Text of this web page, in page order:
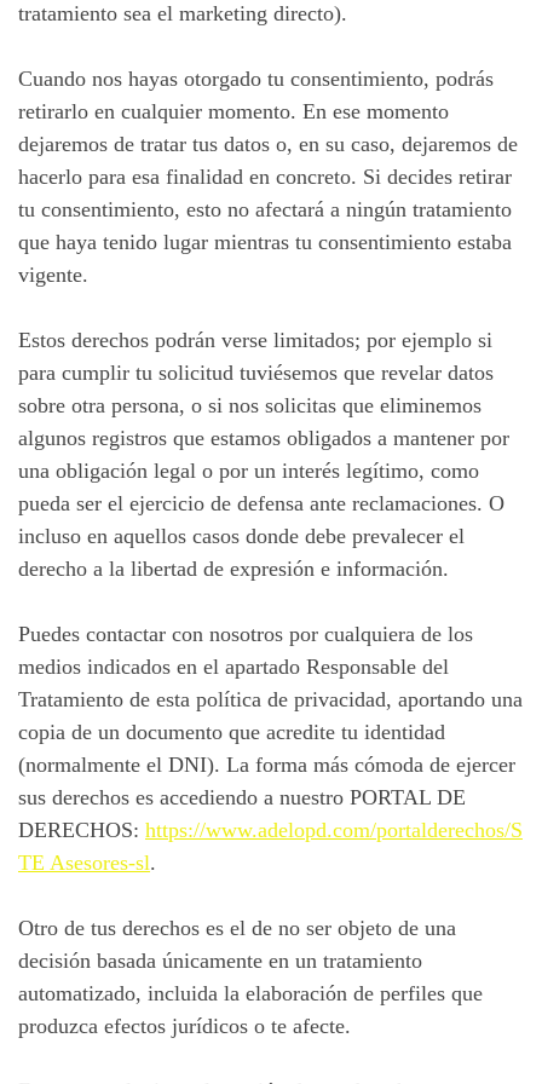
tratamiento sea el marketing directo).
Cuando nos hayas otorgado tu consentimiento, podrás
retirarlo en cualquier momento. En ese momento
dejaremos de tratar tus datos o, en su caso, dejaremos de
hacerlo para esa finalidad en concreto. Si decides retirar
tu consentimiento, esto no afectará a ningún tratamiento
que haya tenido lugar mientras tu consentimiento estaba
vigente.
Estos derechos podrán verse limitados; por ejemplo si
para cumplir tu solicitud tuviésemos que revelar datos
sobre otra persona, o si nos solicitas que eliminemos
algunos registros que estamos obligados a mantener por
una obligación legal o por un interés legítimo, como
pueda ser el ejercicio de defensa ante reclamaciones. O
incluso en aquellos casos donde debe prevalecer el
derecho a la libertad de expresión e información.
Puedes contactar con nosotros por cualquiera de los
medios indicados en el apartado Responsable del
Tratamiento de esta política de privacidad, aportando una
copia de un documento que acredite tu identidad
(normalmente el DNI). La forma más cómoda de ejercer
sus derechos es accediendo a nuestro PORTAL DE
DERECHOS: https://www.adelopd.com/portalderechos/S
TE Asesores-sl.
Otro de tus derechos es el de no ser objeto de una
decisión basada únicamente en un tratamiento
automatizado, incluida la elaboración de perfiles que
produzca efectos jurídicos o te afecte.